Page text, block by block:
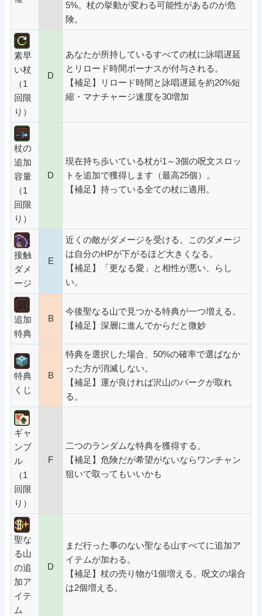
5%。杖の挙動が変わる可能性があるのが危
険。
素早
い杖
（1
回限
り）
D
あなたが所持しているすべての杖に詠唱遅延
とリロード時間ボーナスが付与される。
【補足】リロード時間と詠唱遅延を約20%短
縮・マナチャージ速度を30増加
杖の
追加
容量
（1
回限
り）
D
現在持ち歩いている杖が1～3個の呪文スロッ
トを追加で獲得します（最高25個）。
【補足】持っている全ての杖に適用。
接触
ダメ
ージ
E
近くの敵がダメージを受ける。このダメージ
は自分のHPが下がるほど大きくなる。
【補足】「更なる愛」と相性が悪い、らし
い。
追加
特典
B
今後聖なる山で見つかる特典が一つ増える。
【補足】深層に進んでからだと微妙
特典
くじ
B
特典を選択した場合、50%の確率で選ばなか
った方が消滅しない。
【補足】運が良ければ沢山のパークが取れ
る。
ギャ
ンブ
ル
（1
回限
り）
F
二つのランダムな特典を獲得する。
【補足】危険だが希望がないならワンチャン
狙いで取ってもいいかも
聖な
る山
の追
加ア
イテ
ム
D
まだ行った事のない聖なる山すべてに追加ア
イテムが加わる。
【補足】杖の売り物が1個増える。呪文の場合
は2個増える。